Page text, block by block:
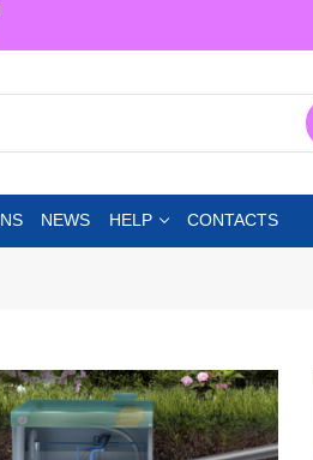
NEWS HELP CONTACTS